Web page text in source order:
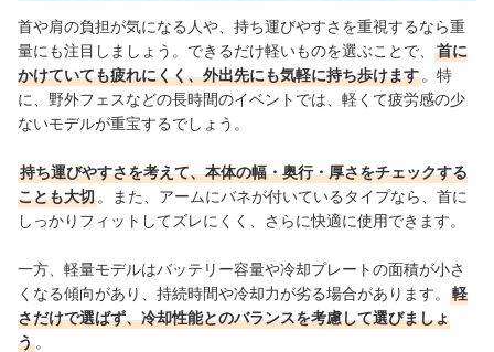
首や肩の負担が気になる人や、持ち運びやすさを重視するなら重
量にも注目しましょう。できるだけ軽いものを選ぶことで、
首に
かけていても疲れにくく、外出先にも気軽に持ち歩けます 。特
に、野外フェスなどの長時間のイベントでは、軽くて疲労感の少
ないモデルが重宝するでしょう。
持ち運びやすさを考えて、本体の幅・奥行・厚さをチェックする
ことも大切 。また、アームにバネが付いているタイプなら、首に
しっかりフィットしてズレにくく、さらに快適に使用できます。
一方、軽量モデルはバッテリー容量や冷却プレートの面積が小さ
くなる傾向があり、持続時間や冷却力が劣る場合があります。
軽
さだけで選ばず、冷却性能とのバランスを考慮して選びましょ
う 。